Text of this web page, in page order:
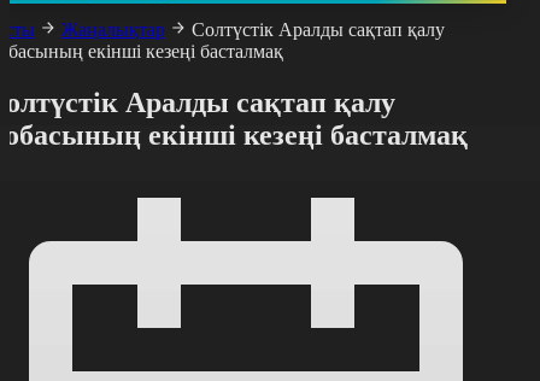
Жаңалықтар
Солтүстік Аралды сақтап қалу
екінші кезеңі басталмақ
Аралды сақтап қалу
екінші кезеңі басталмақ